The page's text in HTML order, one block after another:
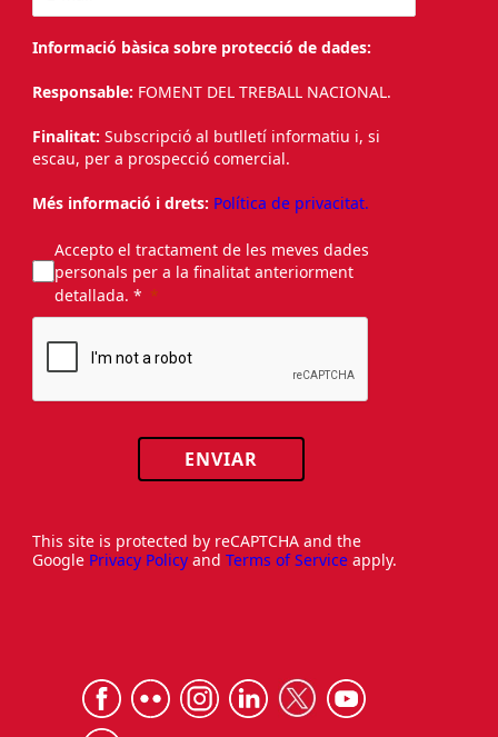
Informació bàsica sobre protecció de dades:
Responsable: FOMENT DEL TREBALL NACIONAL.
Finalitat: Subscripció al butlletí informatiu i, si
escau, per a prospecció comercial.
Més informació i drets: Política de privacitat.
Accepto el tractament de les meves dades
personals per a la finalitat anteriorment
detallada. *
ENVIAR
This site is protected by reCAPTCHA and the
Google Privacy Policy and Terms of Service apply.